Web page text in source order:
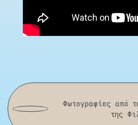
Φωτογραφίες από
της